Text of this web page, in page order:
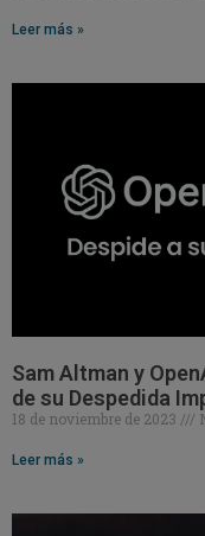
Leer más »
Sam Altman y
de su Despedida
18 de noviembre de 2023
Leer más »